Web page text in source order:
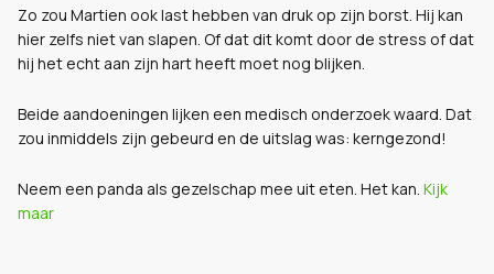
Zo zou Martien ook last hebben van druk op zijn borst. Hij kan
hier zelfs niet van slapen. Of dat dit komt door de stress of dat
hij het echt aan zijn hart heeft moet nog blijken.
Beide aandoeningen lijken een medisch onderzoek waard. Dat
zou inmiddels zijn gebeurd en de uitslag was: kerngezond!
Neem een panda als gezelschap mee uit eten. Het kan. Kijk
maar